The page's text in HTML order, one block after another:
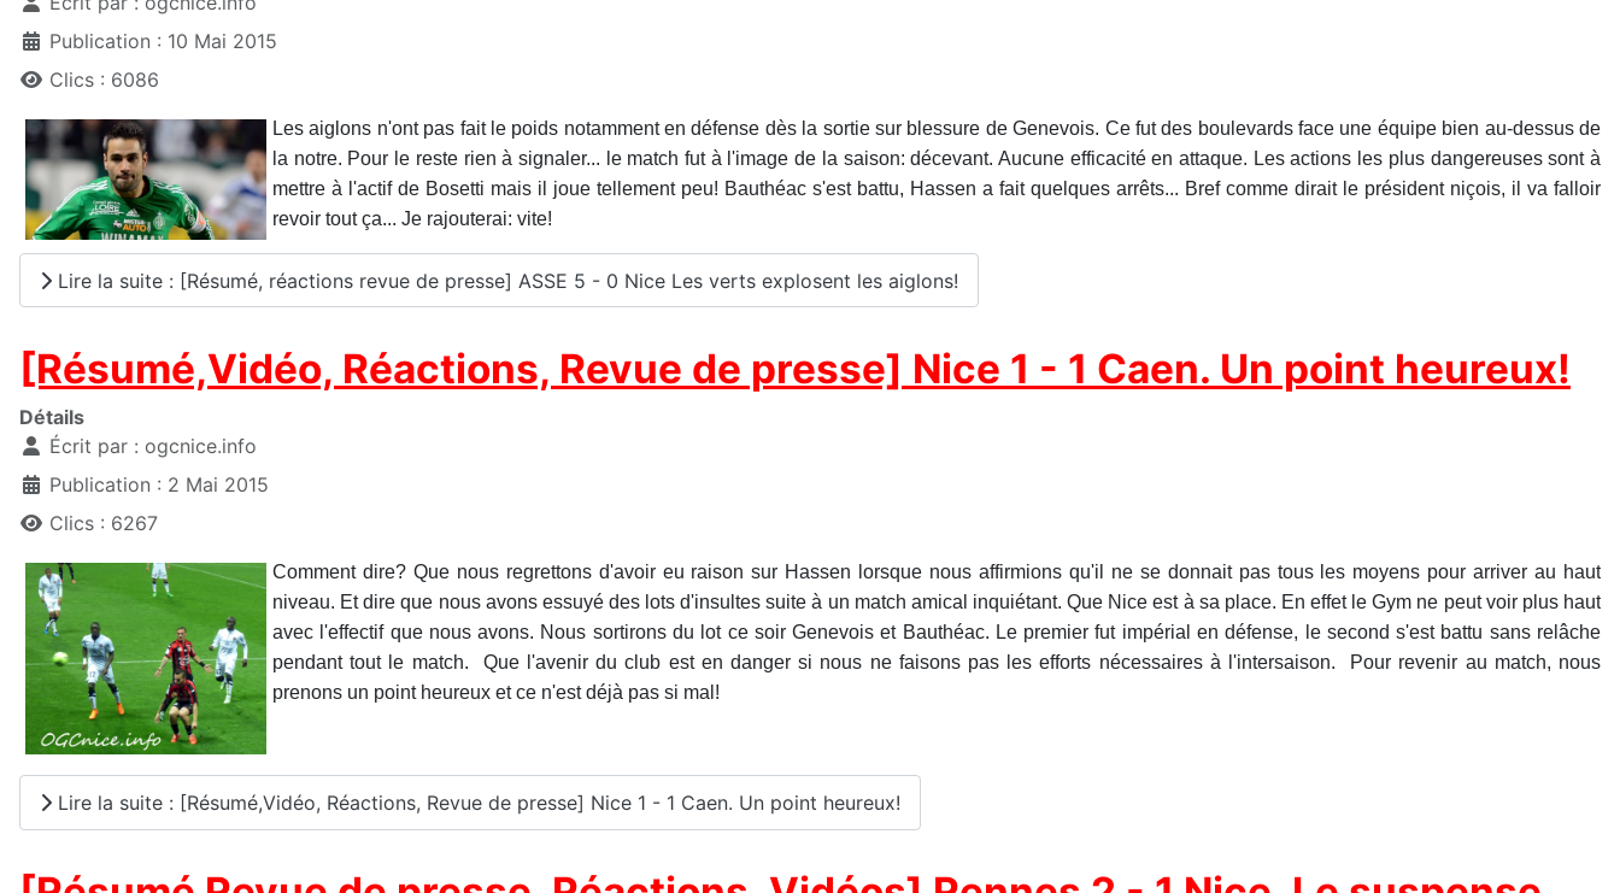
Publication : 10 Mai 2015
Clics : 6086
Les aiglons n'ont pas fait le poids notamment en défense dès la sortie sur blessure de Genevois. Ce fut des boulevards face une équipe bien au-dessus de
la notre. Pour le reste rien à signaler... le match fut à l'image de la saison: décevant. Aucune efficacité en attaque. Les actions les plus dangereuses sont à
mettre à l'actif de Bosetti mais il joue tellement peu! Bauthéac s'est battu, Hassen a fait quelques arrêts... Bref comme dirait le président niçois, il va falloir
revoir tout ça... Je rajouterai: vite!
Lire la suite : [Résumé, réactions revue de presse] ASSE 5 - 0 Nice Les verts explosent les aiglons!
[Résumé,Vidéo, Réactions, Revue de presse] Nice 1 - 1 Caen. Un point heureux!
Détails
Écrit par : ogcnice.info
Publication : 2 Mai 2015
Clics : 6267
Comment dire? Que nous regrettons d'avoir eu raison sur Hassen lorsque nous affirmions qu'il ne se donnait pas tous les moyens pour arriver au haut
niveau. Et dire que nous avons essuyé des lots d'insultes suite à un match amical inquiétant. Que Nice est à sa place. En effet le Gym ne peut voir plus haut
avec l'effectif que nous avons. Nous sortirons du lot ce soir Genevois et Bauthéac. Le premier fut impérial en défense, le second s'est battu sans relâche
pendant tout le match. Que l'avenir du club est en danger si nous ne faisons pas les efforts nécessaires à l'intersaison. Pour revenir au match, nous
prenons un point heureux et ce n'est déjà pas si mal!
Lire la suite : [Résumé,Vidéo, Réactions, Revue de presse] Nice 1 - 1 Caen. Un point heureux!